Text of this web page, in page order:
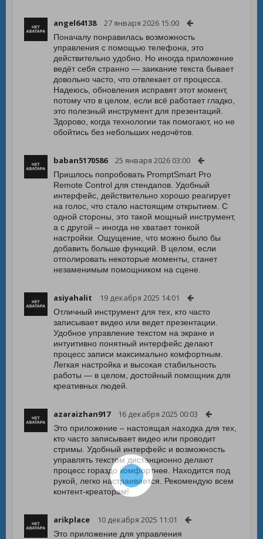
angel64138 27 января 2026 15:00
Поначалу понравилась возможность
управления с помощью телефона, это
действительно удобно. Но иногда приложение
ведёт себя странно — заикание текста бывает
довольно часто, что отвлекает от процесса.
Надеюсь, обновления исправят этот момент,
потому что в целом, если всё работает гладко,
это полезный инструмент для презентаций.
Здорово, когда технологии так помогают, но не
обойтись без небольших недочётов.
baban5170586 25 января 2026 03:00
Пришлось попробовать PromptSmart Pro
Remote Control для стендапов. Удобный
интерфейс, действительно хорошо реагирует
на голос, что стало настоящим открытием. С
одной стороны, это такой мощный инструмент,
а с другой – иногда не хватает тонкой
настройки. Ощущение, что можно было бы
добавить больше функций. В целом, если
отполировать некоторые моменты, станет
незаменимым помощником на сцене.
asiyahalit 19 декабря 2025 14:01
Отличный инструмент для тех, кто часто
записывает видео или ведет презентации.
Удобное управление текстом на экране и
интуитивно понятный интерфейс делают
процесс записи максимально комфортным.
Легкая настройка и высокая стабильность
работы — в целом, достойный помощник для
креативных людей.
azaraizhan917 16 декабря 2025 00:03
Это приложение – настоящая находка для тех,
кто часто записывает видео или проводит
стримы. Удобный интерфейс и возможность
управлять текстом дистанционно делают
процесс гораздо комфортнее. Находится под
рукой, легко настраивается. Рекомендую всем
контент-креаторам!
arikplace 10 декабря 2025 11:01
Это приложение для управления